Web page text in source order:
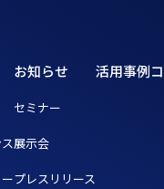
お知らせ
セミナー
展示会
プレスリリース
活用事例